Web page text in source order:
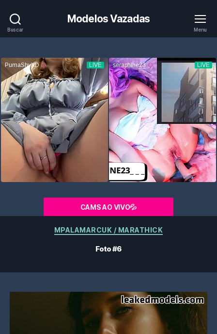
Buscar
Modelos Vazadas
Menu
CAMS AO VIVO💦
Categorias
MPALAMARCUK / MARATHICK
Foto #6